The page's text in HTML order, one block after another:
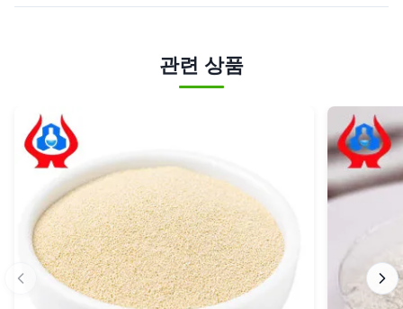
100%
별 4개
0
3 별
0
별 2개
0
별 1개
0
M
Marina
CanadaFeb 24.2026
Compared with other supplier, your quality is more stable
and the service is more professional
관련 상품